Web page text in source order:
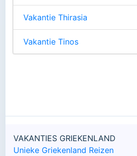
Vakantie Thirasia
Vakantie Tinos
VAKANTIES GRIEKENLAND
Unieke Griekenland Reizen